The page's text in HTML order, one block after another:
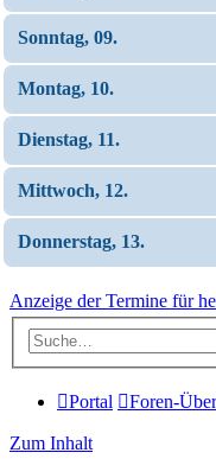
Sonntag, 09.
Montag, 10.
Dienstag, 11.
Mittwoch, 12.
Donnerstag, 13.
Anzeige der Termine für
Portal Foren-
Zum Inhalt